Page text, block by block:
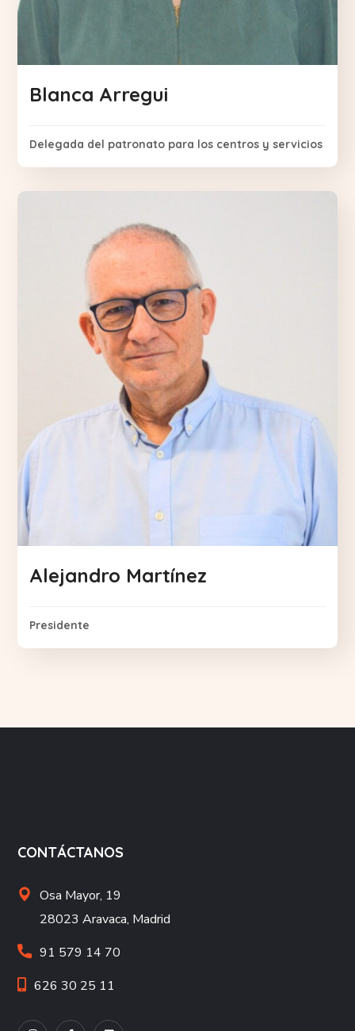
Blanca Arregui
Delegada del patronato para los centros y servicios
Alejandro Martínez
Presidente
CONTÁCTANOS
Osa Mayor, 19
28023 Aravaca, Madrid
91 579 14 70
626 30 25 11